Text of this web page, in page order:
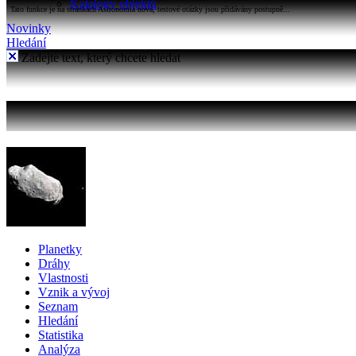
Katalogy objektů
Tato funkce je na stránkách Astronomia nová, testové otázky jsou přidávány postupně...
Novinky
Hledání
Zadejte text, který chcete hledat
Planetky
Dráhy
Vlastnosti
Vznik a vývoj
Seznam
Hledání
Statistika
Analýza